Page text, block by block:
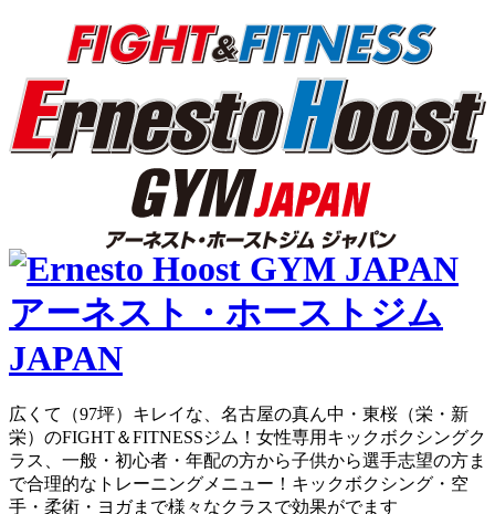
広くて（97坪）キレイな、名古屋の真ん中・東桜（栄・新
栄）のFIGHT＆FITNESSジム！女性専用キックボクシングク
ラス、一般・初心者・年配の方から子供から選手志望の方ま
で合理的なトレーニングメニュー！キックボクシング・空
手・柔術・ヨガまで様々なクラスで効果がでます